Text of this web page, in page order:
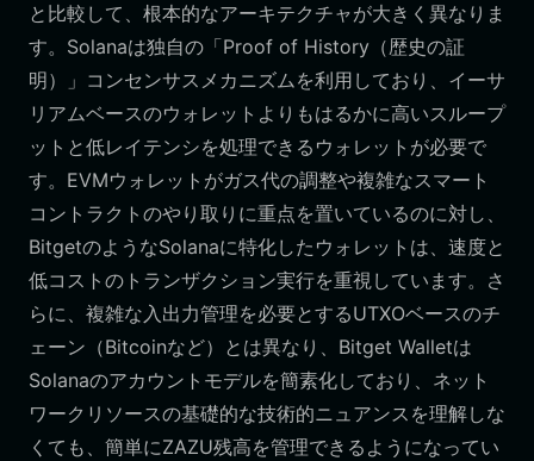
と比較して、根本的なアーキテクチャが大きく異なりま
す。Solanaは独自の「Proof of History（歴史の証
明）」コンセンサスメカニズムを利用しており、イーサ
リアムベースのウォレットよりもはるかに高いスループ
ットと低レイテンシを処理できるウォレットが必要で
す。EVMウォレットがガス代の調整や複雑なスマート
コントラクトのやり取りに重点を置いているのに対し、
BitgetのようなSolanaに特化したウォレットは、速度と
低コストのトランザクション実行を重視しています。さ
らに、複雑な入出力管理を必要とするUTXOベースのチ
ェーン（Bitcoinなど）とは異なり、Bitget Walletは
Solanaのアカウントモデルを簡素化しており、ネット
ワークリソースの基礎的な技術的ニュアンスを理解しな
くても、簡単にZAZU残高を管理できるようになってい